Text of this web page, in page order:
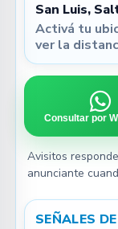
San Luis,
Activá tu
ver la
Consultar por
Avisitos
anunciante
SEÑALES